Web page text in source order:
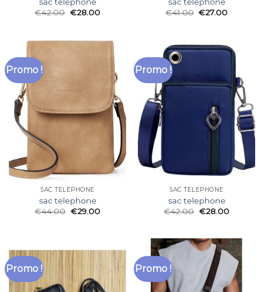
€42.00 €28.00
€41.00 €27.00
Promo !
SAC TELEPHONE
sac telephone
€44.00 €29.00
Promo !
SAC TELEPHONE
sac telephone
€42.00 €28.00
Promo ! Promo !